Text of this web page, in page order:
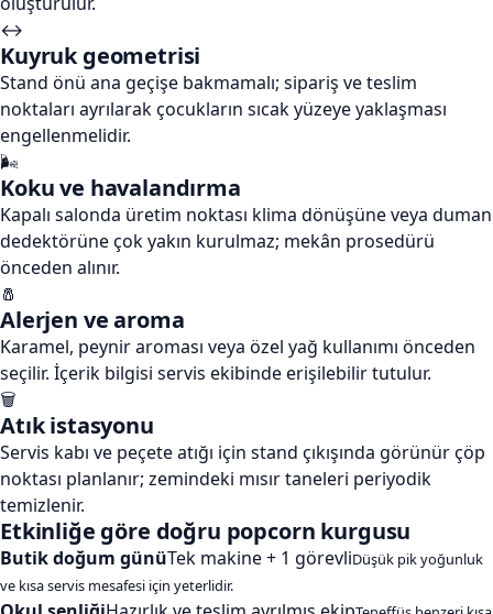
↔️
Kuyruk geometrisi
Stand önü ana geçişe bakmamalı; sipariş ve teslim
noktaları ayrılarak çocukların sıcak yüzeye yaklaşması
engellenmelidir.
🌬️
Koku ve havalandırma
Kapalı salonda üretim noktası klima dönüşüne veya duman
dedektörüne çok yakın kurulmaz; mekân prosedürü
önceden alınır.
🧂
Alerjen ve aroma
Karamel, peynir aroması veya özel yağ kullanımı önceden
seçilir. İçerik bilgisi servis ekibinde erişilebilir tutulur.
🗑️
Atık istasyonu
Servis kabı ve peçete atığı için stand çıkışında görünür çöp
noktası planlanır; zemindeki mısır taneleri periyodik
temizlenir.
Etkinliğe göre doğru popcorn kurgusu
Butik doğum günüTek makine + 1 görevliDüşük pik yoğunluk
ve kısa servis mesafesi için yeterlidir.